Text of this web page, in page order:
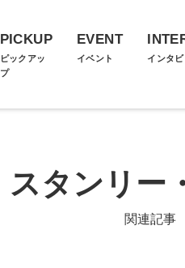
PICKUP
ピックアッ
プ
EVENT
イベント インタ
スタンリー
関連記事